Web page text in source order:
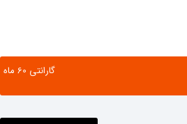
گارانتی ‌60 ماه